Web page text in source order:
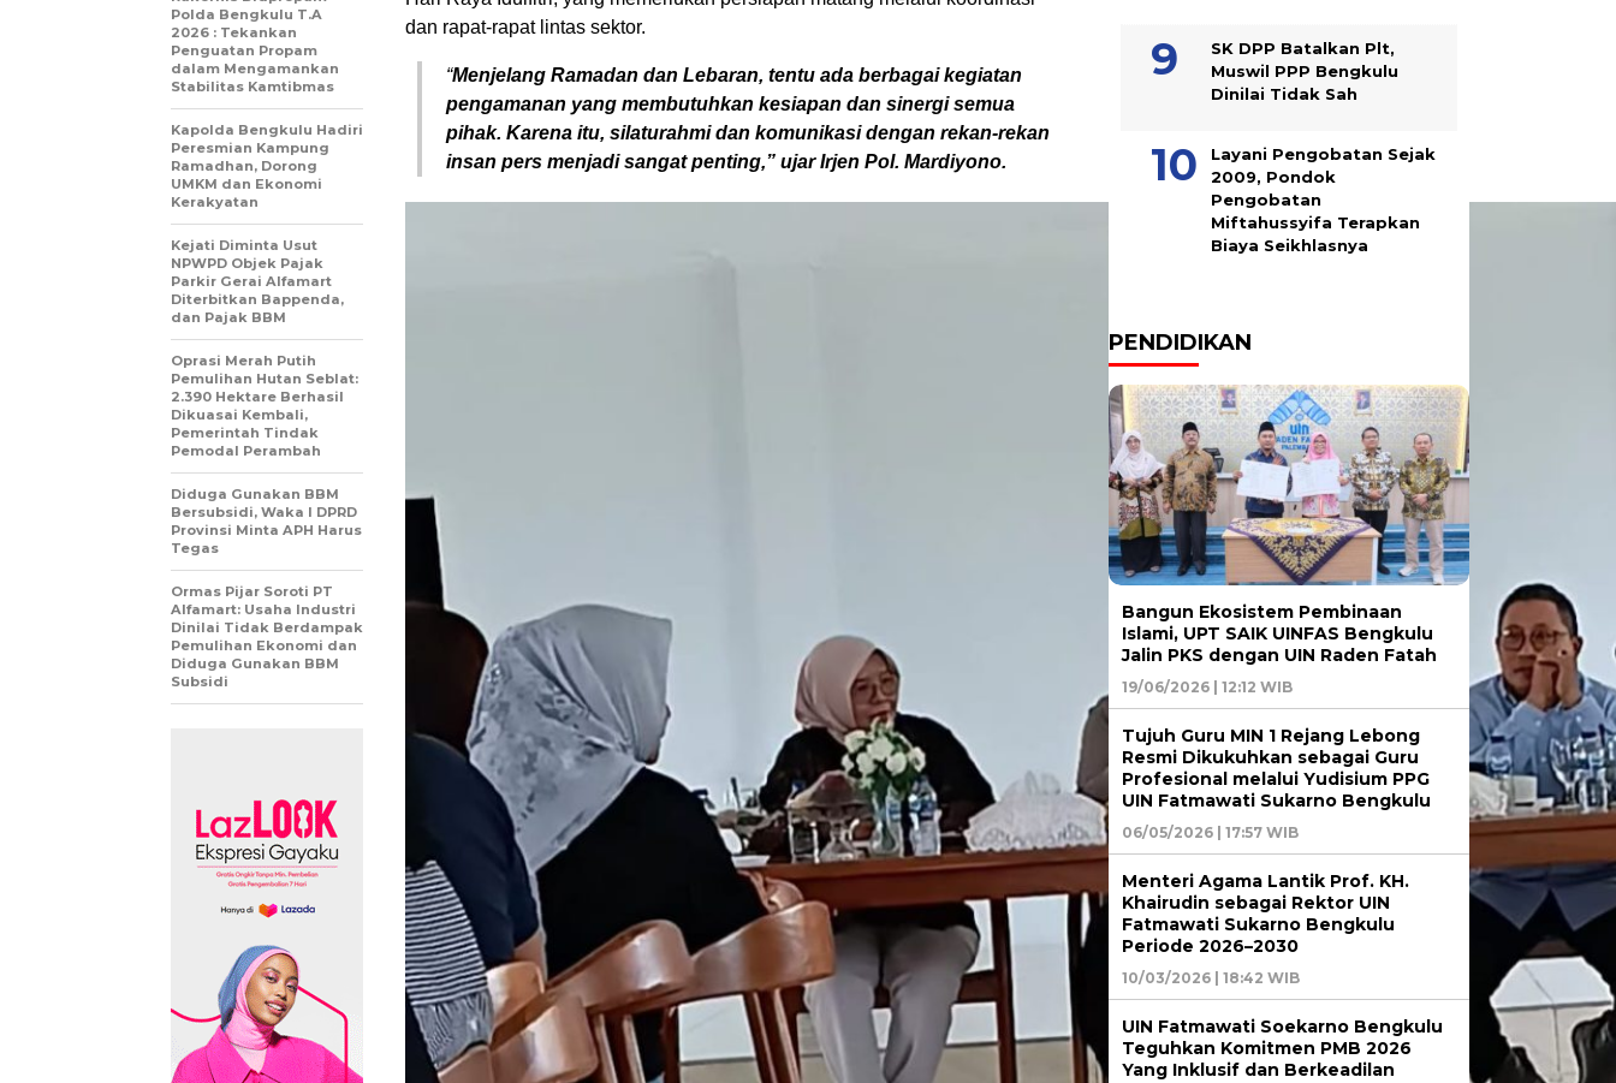
dan rapat-rapat lintas sektor.
“Menjelang Ramadan dan Lebaran, tentu ada berbagai kegiatan
pengamanan yang membutuhkan kesiapan dan sinergi semua
pihak. Karena itu, silaturahmi dan komunikasi dengan rekan-rekan
insan pers menjadi sangat penting,” ujar Irjen Pol. Mardiyono.
Polda Bengkulu T.A
2026 : Tekankan
Penguatan Propam
dalam Mengamankan
Stabilitas Kamtibmas
Kapolda Bengkulu Hadiri
Peresmian Kampung
Ramadhan, Dorong
UMKM dan Ekonomi
Kerakyatan
Kejati Diminta Usut
NPWPD Objek Pajak
Parkir Gerai Alfamart
Diterbitkan Bappenda,
dan Pajak BBM
Oprasi Merah Putih
Pemulihan Hutan Seblat:
2.390 Hektare Berhasil
Dikuasai Kembali,
Pemerintah Tindak
Pemodal Perambah
Diduga Gunakan BBM
Bersubsidi, Waka I DPRD
Provinsi Minta APH Harus
Tegas
Ormas Pijar Soroti PT
Alfamart: Usaha Industri
Dinilai Tidak Berdampak
Pemulihan Ekonomi dan
Diduga Gunakan BBM
Subsidi
SK DPP Batalkan Plt,
Muswil PPP Bengkulu
Dinilai Tidak Sah
Layani Pengobatan Sejak
2009, Pondok
Pengobatan
Miftahussyifa Terapkan
Biaya Seikhlasnya
PENDIDIKAN
Bangun Ekosistem Pembinaan
Islami, UPT SAIK UINFAS Bengkulu
Jalin PKS dengan UIN Raden Fatah
19/06/2026 | 12:12 WIB
Tujuh Guru MIN 1 Rejang Lebong
Resmi Dikukuhkan sebagai Guru
Profesional melalui Yudisium PPG
UIN Fatmawati Sukarno Bengkulu
06/05/2026 | 17:57 WIB
Menteri Agama Lantik Prof. KH.
Khairudin sebagai Rektor UIN
Fatmawati Sukarno Bengkulu
Periode 2026–2030
10/03/2026 | 18:42 WIB
UIN Fatmawati Soekarno Bengkulu
Teguhkan Komitmen PMB 2026
Yang Inklusif dan Berkeadilan